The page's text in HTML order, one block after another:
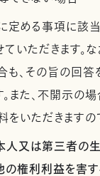
定める事項に該
ていただきます。
も、その旨の回
。また、不開示の
をいただきますの
又は第三者の生
の権利利益を害